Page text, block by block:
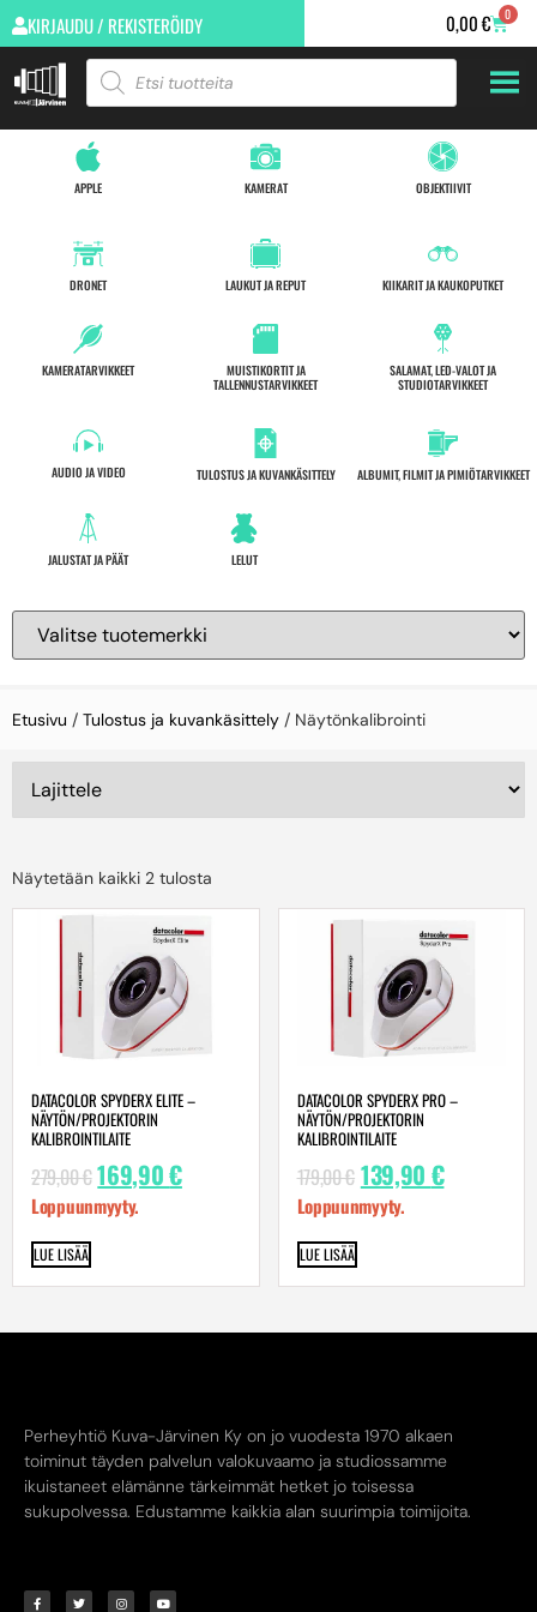
KIRJAUDU / REKISTERÖIDY 0,00€ 0
APPLE
DRONET
KAMERAT
LAUKUT JA REPUT
OBJEKTIIVIT
KIIKARIT JA KAUKOPUTKET
KAMERATARVIKKEET
AUDIO JA VIDEO
MUISTIKORTIT JA
TALLENNUSTARVIKKEET
TULOSTUS JA KUVANKÄSITTELY
SALAMAT, LED-VALOT JA
STUDIOTARVIKKEET
ALBUMIT, FILMIT JA PIMIÖTARVIKKEET
JALUSTAT JA PÄÄT LELUT
Etusivu / Tulostus ja kuvankäsittely / Näytönkalibrointi
Näytetään kaikki 2 tulosta
DATACOLOR SPYDERX ELITE –
NÄYTÖN/PROJEKTORIN
KALIBROINTILAITE
279,00€169,90€
Loppuunmyyty.
LUE LISÄÄ
DATACOLOR SPYDERX PRO –
NÄYTÖN/PROJEKTORIN
KALIBROINTILAITE
179,00€ 139,90 €
Loppuunmyyty.
LUE LISÄÄ
Perheyhtiö Kuva-Järvinen Ky on jo vuodesta 1970 alkaen
toiminut täyden palvelun valokuvaamo ja studiossamme
ikuistaneet elämänne tärkeimmät hetket jo toisessa
sukupolvessa. Edustamme kaikkia alan suurimpia toimijoita.